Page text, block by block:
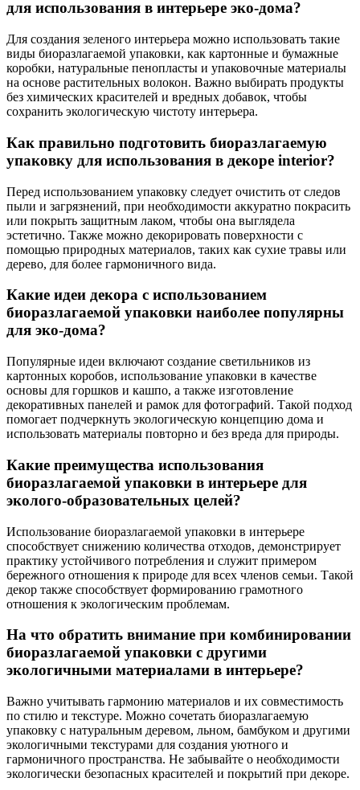
для использования в интерьере эко-дома?
Для создания зеленого интерьера можно использовать такие
виды биоразлагаемой упаковки, как картонные и бумажные
коробки, натуральные пенопласты и упаковочные материалы
на основе растительных волокон. Важно выбирать продукты
без химических красителей и вредных добавок, чтобы
сохранить экологическую чистоту интерьера.
Как правильно подготовить биоразлагаемую
упаковку для использования в декоре interior?
Перед использованием упаковку следует очистить от следов
пыли и загрязнений, при необходимости аккуратно покрасить
или покрыть защитным лаком, чтобы она выглядела
эстетично. Также можно декорировать поверхности с
помощью природных материалов, таких как сухие травы или
дерево, для более гармоничного вида.
Какие идеи декора с использованием
биоразлагаемой упаковки наиболее популярны
для эко-дома?
Популярные идеи включают создание светильников из
картонных коробов, использование упаковки в качестве
основы для горшков и кашпо, а также изготовление
декоративных панелей и рамок для фотографий. Такой подход
помогает подчеркнуть экологическую концепцию дома и
использовать материалы повторно и без вреда для природы.
Какие преимущества использования
биоразлагаемой упаковки в интерьере для
эколого-образовательных целей?
Использование биоразлагаемой упаковки в интерьере
способствует снижению количества отходов, демонстрирует
практику устойчивого потребления и служит примером
бережного отношения к природе для всех членов семьи. Такой
декор также способствует формированию грамотного
отношения к экологическим проблемам.
На что обратить внимание при комбинировании
биоразлагаемой упаковки с другими
экологичными материалами в интерьере?
Важно учитывать гармонию материалов и их совместимость
по стилю и текстуре. Можно сочетать биоразлагаемую
упаковку с натуральным деревом, льном, бамбуком и другими
экологичными текстурами для создания уютного и
гармоничного пространства. Не забывайте о необходимости
экологически безопасных красителей и покрытий при декоре.